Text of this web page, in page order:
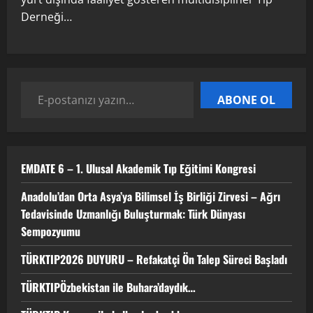
Talep Süreci Başladı
TÜRKTIPÖzbekistan ile Buhara’daydık…
5
TÜRKTIP Kosova ile balkanlardaydık…
8 Nisan 2026
Derneği…
ABONE OL
EMDATE 6 – 1. Ulusal Akademik Tıp Eğitimi Kongresi
Anadolu’dan Orta Asya’ya Bilimsel İş Birliği Zirvesi – Ağrı
Tedavisinde Uzmanlığı Buluşturmak: Türk Dünyası
Sempozyumu
TÜRKTIP2026 DUYURU – Refakatçi Ön Talep Süreci Başladı
TÜRKTIPÖzbekistan ile Buhara’daydık…